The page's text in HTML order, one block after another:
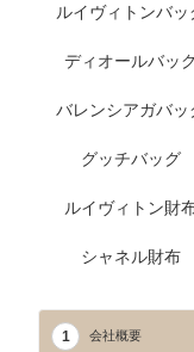
ルイヴィトンバッ
ディオールバッ
バレンシアガバッ
グッチバッグ
ルイヴィトン財
シャネル財布
1 会社概要